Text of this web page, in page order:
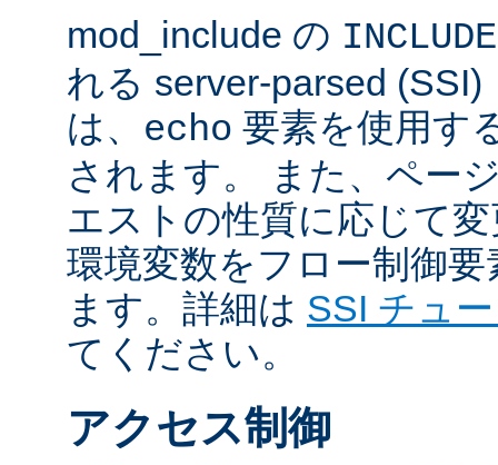
mod_include の
れる server-parsed
は、 echo 要素を使用す
されます。 また、ペー
エストの性質に応じて
環境変数をフロー制御
ます。詳細は SSI チュ
てください。
アクセス制御